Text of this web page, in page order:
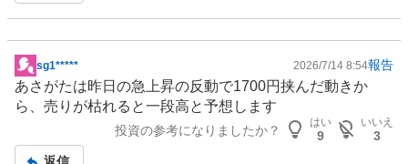
掲
示
板
sg1***** 2026/7/14 8:54報告
あさがたは昨日の急上昇の反動で1700円挟んだ動きか
ら、売りが枯れると一段高と予想します
投資の参考になりましたか？
はい
9
いいえ
3
返信